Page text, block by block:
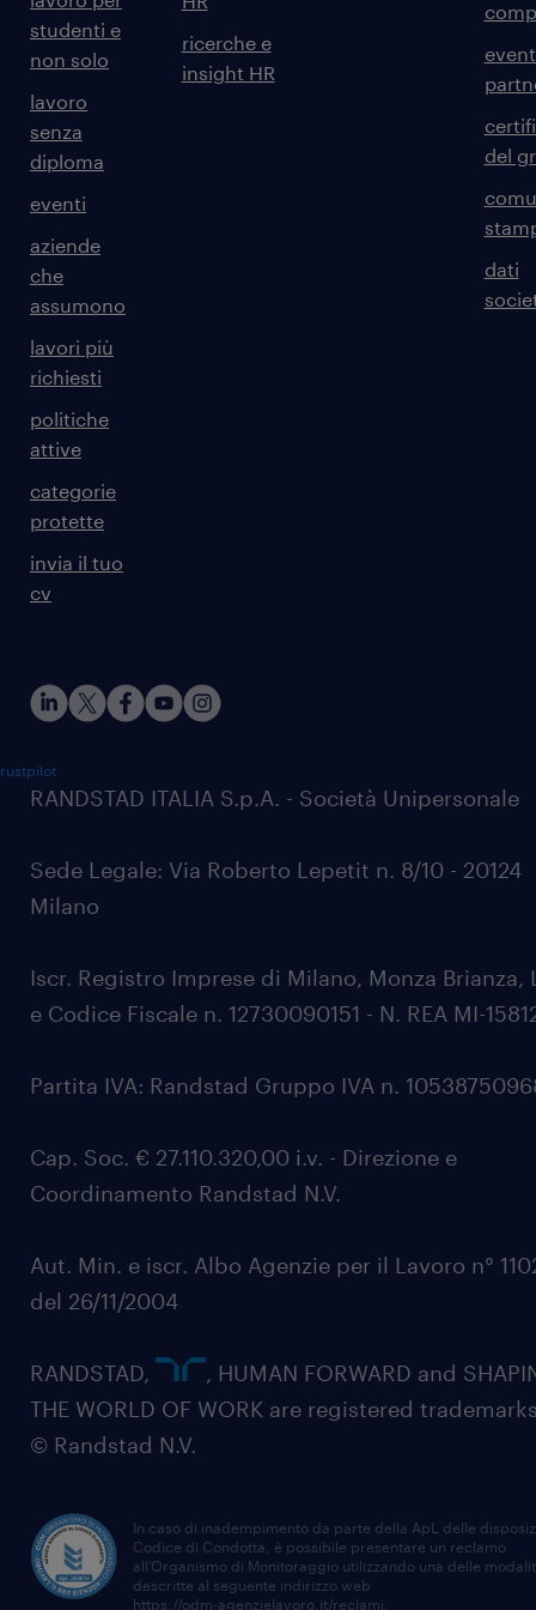
studenti e
non solo
lavoro
senza
diploma
eventi
aziende
che
assumono
lavori più
richiesti
politiche
attive
categorie
protette
invia il tuo
cv
ricerche e
insight HR
del
dati
RANDSTAD ITALIA S.p.A. - Società Unipersonale
Sede Legale: Via Roberto Lepetit n. 8/10 - 20124
Milano
Iscr. Registro Imprese di Milano, Monza Brianza,
e Codice Fiscale n. 12730090151 - N. REA MI-
Partita IVA: Randstad Gruppo IVA n.
Cap. Soc. € 27.110.320,00 i.v. - Direzione e
Coordinamento Randstad N.V.
Aut. Min. e iscr. Albo Agenzie per il Lavoro n°
del 26/11/2004
RANDSTAD,
, HUMAN FORWARD and
THE WORLD OF WORK are registered
© Randstad N.V.
In caso di inadempimento da parte della ApL delle
Codice di Condotta, è possibile presentare un reclamo
all’Organismo di Monitoraggio utilizzando una delle
descritte al seguente indirizzo web
https://odm-agenzielavoro.it/reclami